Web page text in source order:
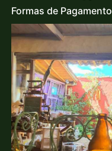
Formas de Pagamento